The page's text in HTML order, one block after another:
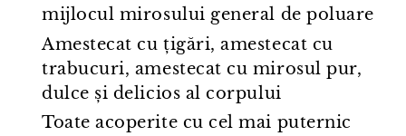
mijlocul mirosului general de poluare
Amestecat cu țigări, amestecat cu
trabucuri, amestecat cu mirosul pur,
dulce și delicios al corpului
Toate acoperite cu cel mai puternic